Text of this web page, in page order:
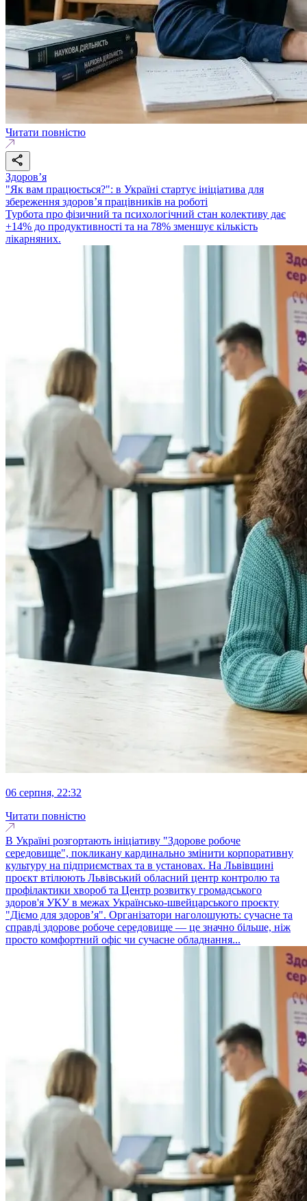
Читати повністю
Здоровʼя
"Як вам працюється?": в Україні стартує ініціатива для
збереження здоров’я працівників на роботі
Турбота про фізичний та психологічний стан колективу дає
+14% до продуктивності та на 78% зменшує кількість
лікарняних.
06 серпня, 22:32
Читати повністю
В Україні розгортають ініціативу "Здорове робоче
середовище", покликану кардинально змінити корпоративну
культуру на підприємствах та в установах. На Львівщині
проєкт втілюють Львівський обласний центр контролю та
профілактики хвороб та Центр розвитку громадського
здоров'я УКУ в межах Українсько-швейцарського проєкту
"Діємо для здоров’я". Організатори наголошують: сучасне та
справді здорове робоче середовище — це значно більше, ніж
просто комфортний офіс чи сучасне обладнання...